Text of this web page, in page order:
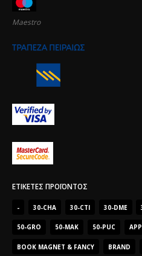
Maestro
ΕΤΙΚΈΤΕΣ ΠΡΟΪΌΝΤΟΣ
- 30-CHA 30-CTI 30-DME
50-GRO 50-MAK 50-PUC
BOOK MAGNET & FANCY BRAND